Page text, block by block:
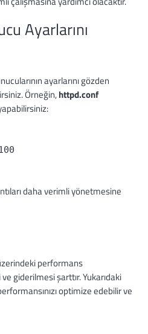
Ayarlarını
ayarlarını gözden
Örneğin,httpd.conf
daha verimli yönetmesine
performans
giderilmesi şarttır. Yukarıdaki
optimize edebilir ve